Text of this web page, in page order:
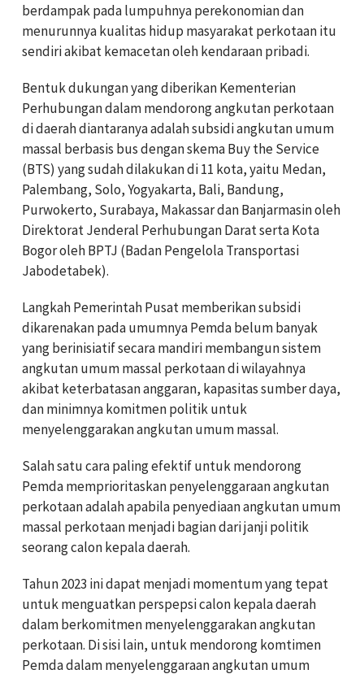
berdampak pada lumpuhnya perekonomian dan
menurunnya kualitas hidup masyarakat perkotaan itu
sendiri akibat kemacetan oleh kendaraan pribadi.
Bentuk dukungan yang diberikan Kementerian
Perhubungan dalam mendorong angkutan perkotaan
di daerah diantaranya adalah subsidi angkutan umum
massal berbasis bus dengan skema Buy the Service
(BTS) yang sudah dilakukan di 11 kota, yaitu Medan,
Palembang, Solo, Yogyakarta, Bali, Bandung,
Purwokerto, Surabaya, Makassar dan Banjarmasin oleh
Direktorat Jenderal Perhubungan Darat serta Kota
Bogor oleh BPTJ (Badan Pengelola Transportasi
Jabodetabek).
Langkah Pemerintah Pusat memberikan subsidi
dikarenakan pada umumnya Pemda belum banyak
yang berinisiatif secara mandiri membangun sistem
angkutan umum massal perkotaan di wilayahnya
akibat keterbatasan anggaran, kapasitas sumber daya,
dan minimnya komitmen politik untuk
menyelenggarakan angkutan umum massal.
Salah satu cara paling efektif untuk mendorong
Pemda memprioritaskan penyelenggaraan angkutan
perkotaan adalah apabila penyediaan angkutan umum
massal perkotaan menjadi bagian dari janji politik
seorang calon kepala daerah.
Tahun 2023 ini dapat menjadi momentum yang tepat
untuk menguatkan perspepsi calon kepala daerah
dalam berkomitmen menyelenggarakan angkutan
perkotaan. Di sisi lain, untuk mendorong komtimen
Pemda dalam menyelenggaraan angkutan umum